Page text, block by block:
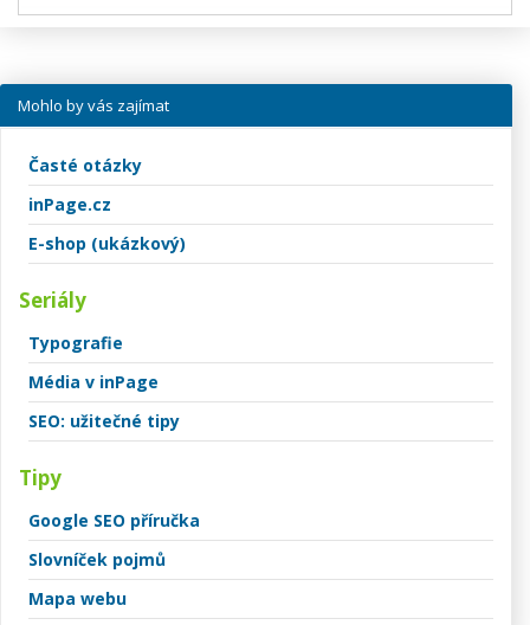
Mohlo by vás zajímat
Časté otázky
inPage.cz
E-shop (ukázkový)
Seriály
Typografie
Média v inPage
SEO: užitečné tipy
Tipy
Google SEO příručka
Slovníček pojmů
Mapa webu